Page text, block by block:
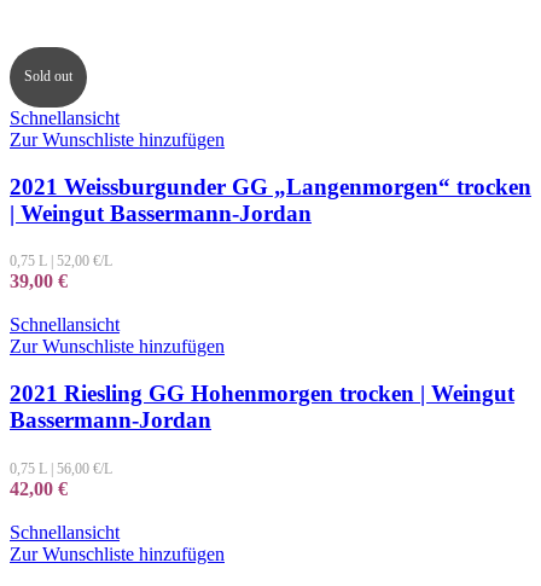
Sold out
Schnellansicht
Zur Wunschliste hinzufügen
2021 Weissburgunder GG „Langenmorgen“ trocken
| Weingut Bassermann-Jordan
0,75 L 52,00 €/L
39,00 €
Schnellansicht
Zur Wunschliste hinzufügen
2021 Riesling GG Hohenmorgen trocken | Weingut
Bassermann-Jordan
0,75 L | 56,00 €/L
42,00 €
Schnellansicht
Zur Wunschliste hinzufügen